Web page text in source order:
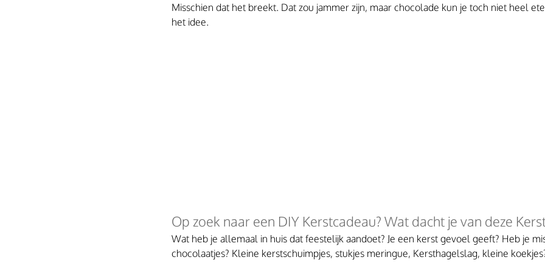
Misschien dat het breekt. Dat zou jammer zijn, maar chocolade kun je toch niet heel
het idee.
Op zoek naar een DIY Kerstcadeau? Wat dacht je van deze
Wat heb je allemaal in huis dat feestelijk aandoet? Je een kerst gevoel geeft? Heb je
chocolaatjes? Kleine kerstschuimpjes, stukjes meringue, Kersthagelslag, kleine